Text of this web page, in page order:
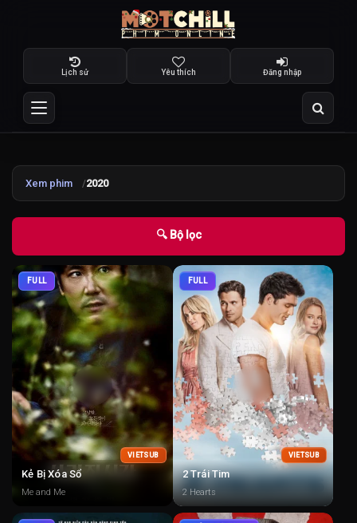
Lịch sử Yêu thích Đăng nhập
Xem phim 2020
🔍 Bộ lọc
FULL
VIETSUB
Kẻ Bị Xóa Sổ
Me and Me
FULL
VIETSUB
2 Trái Tim
2 Hearts